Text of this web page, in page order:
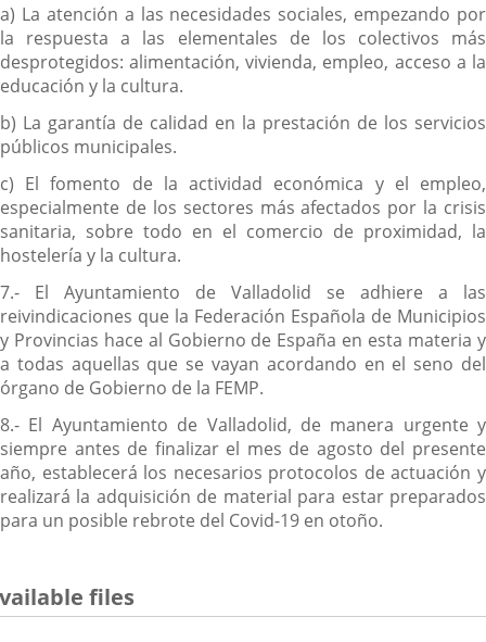
a) La atención a las necesidades sociales, empezando por
la respuesta a las elementales de los colectivos más
desprotegidos: alimentación, vivienda, empleo, acceso a la
educación y la cultura.
b) La garantía de calidad en la prestación de los servicios
públicos municipales.
c) El fomento de la actividad económica y el empleo,
especialmente de los sectores más afectados por la crisis
sanitaria, sobre todo en el comercio de proximidad, la
hostelería y la cultura.
7.- El Ayuntamiento de Valladolid se adhiere a las
reivindicaciones que la Federación Española de Municipios
y Provincias hace al Gobierno de España en esta materia y
a todas aquellas que se vayan acordando en el seno del
órgano de Gobierno de la FEMP.
8.- El Ayuntamiento de Valladolid, de manera urgente y
siempre antes de finalizar el mes de agosto del presente
año, establecerá los necesarios protocolos de actuación y
realizará la adquisición de material para estar preparados
para un posible rebrote del Covid-19 en otoño.
files